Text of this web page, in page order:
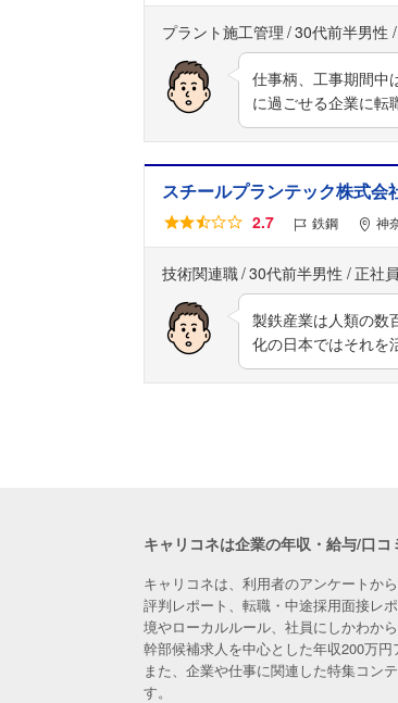
プラント施工管理 30代前半男性
仕事柄、工事期間中
に過ごせる企業に
スチールプランテック株式会
2.7 鉄鋼 神
技術関連職 30代前半男性 正社員
製鉄産業は人類の数
化の日本ではそれ
キャリコネは企業の年収・給与/口
キャリコネは、利用者のアンケートか
評判レポート、転職・中途採用面接レ
境やローカルルール、社員にしかわか
幹部候補求人を中心とした年収200万
また、企業や仕事に関連した特集コン
す。